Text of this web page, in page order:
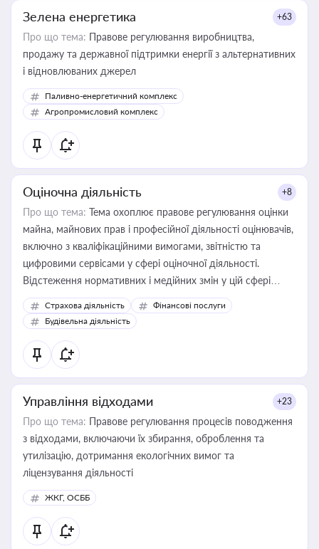
Зелена енергетика +63
Про що тема: Правове регулювання виробництва,
продажу та державної підтримки енергії з альтернативних
і відновлюваних джерел
Паливно-енергетичний комплекс
Агропромисловий комплекс
Оціночна діяльність +8
Про що тема: Тема охоплює правове регулювання оцінки
майна, майнових прав і професійної діяльності оцінювачів,
включно з кваліфікаційними вимогами, звітністю та
цифровими сервісами у сфері оціночної діяльності.
Відстеження нормативних і медійних змін у цій сфері
корисне для власника бізнесу, керівника, юриста або
бухгалтера під час оподаткування, приватизації, оренди
державного майна, корпоративних угод і перевірки
статусу суб'єктів оціночної діяльності
Страхова діяльність
Фінансові послуги
Будівельна діяльність
Управління відходами +23
Про що тема: Правове регулювання процесів поводження
з відходами, включаючи їх збирання, оброблення та
утилізацію, дотримання екологічних вимог та
ліцензування діяльності
ЖКГ, ОСББ